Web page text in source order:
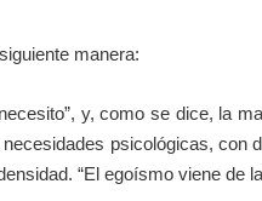
manera:
y, como se dice, la
psicológicas,
“El egoísmo viene